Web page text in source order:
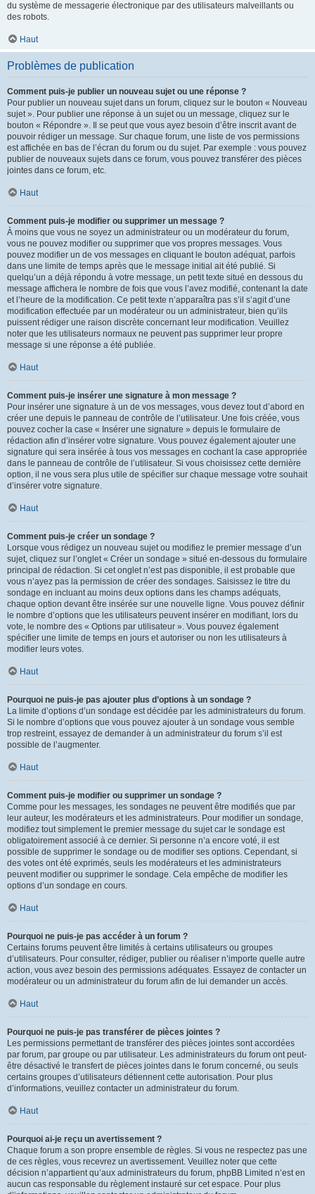
du système de messagerie électronique par des utilisateurs malveillants ou
des robots.
Haut
Problèmes de publication
Comment puis-je publier un nouveau sujet ou une réponse ?
Pour publier un nouveau sujet dans un forum, cliquez sur le bouton « Nouveau
sujet ». Pour publier une réponse à un sujet ou un message, cliquez sur le
bouton « Répondre ». Il se peut que vous ayez besoin d’être inscrit avant de
pouvoir rédiger un message. Sur chaque forum, une liste de vos permissions
est affichée en bas de l’écran du forum ou du sujet. Par exemple : vous pouvez
publier de nouveaux sujets dans ce forum, vous pouvez transférer des pièces
jointes dans ce forum, etc.
Haut
Comment puis-je modifier ou supprimer un message ?
À moins que vous ne soyez un administrateur ou un modérateur du forum,
vous ne pouvez modifier ou supprimer que vos propres messages. Vous
pouvez modifier un de vos messages en cliquant le bouton adéquat, parfois
dans une limite de temps après que le message initial ait été publié. Si
quelqu’un a déjà répondu à votre message, un petit texte situé en dessous du
message affichera le nombre de fois que vous l’avez modifié, contenant la date
et l’heure de la modification. Ce petit texte n’apparaîtra pas s’il s’agit d’une
modification effectuée par un modérateur ou un administrateur, bien qu’ils
puissent rédiger une raison discrète concernant leur modification. Veuillez
noter que les utilisateurs normaux ne peuvent pas supprimer leur propre
message si une réponse a été publiée.
Haut
Comment puis-je insérer une signature à mon message ?
Pour insérer une signature à un de vos messages, vous devez tout d’abord en
créer une depuis le panneau de contrôle de l’utilisateur. Une fois créée, vous
pouvez cocher la case « Insérer une signature » depuis le formulaire de
rédaction afin d’insérer votre signature. Vous pouvez également ajouter une
signature qui sera insérée à tous vos messages en cochant la case appropriée
dans le panneau de contrôle de l’utilisateur. Si vous choisissez cette dernière
option, il ne vous sera plus utile de spécifier sur chaque message votre souhait
d’insérer votre signature.
Haut
Comment puis-je créer un sondage ?
Lorsque vous rédigez un nouveau sujet ou modifiez le premier message d’un
sujet, cliquez sur l’onglet « Créer un sondage » situé en-dessous du formulaire
principal de rédaction. Si cet onglet n’est pas disponible, il est probable que
vous n’ayez pas la permission de créer des sondages. Saisissez le titre du
sondage en incluant au moins deux options dans les champs adéquats,
chaque option devant être insérée sur une nouvelle ligne. Vous pouvez définir
le nombre d’options que les utilisateurs peuvent insérer en modifiant, lors du
vote, le nombre des « Options par utilisateur ». Vous pouvez également
spécifier une limite de temps en jours et autoriser ou non les utilisateurs à
modifier leurs votes.
Haut
Pourquoi ne puis-je pas ajouter plus d’options à un sondage ?
La limite d’options d’un sondage est décidée par les administrateurs du forum.
Si le nombre d’options que vous pouvez ajouter à un sondage vous semble
trop restreint, essayez de demander à un administrateur du forum s’il est
possible de l’augmenter.
Haut
Comment puis-je modifier ou supprimer un sondage ?
Comme pour les messages, les sondages ne peuvent être modifiés que par
leur auteur, les modérateurs et les administrateurs. Pour modifier un sondage,
modifiez tout simplement le premier message du sujet car le sondage est
obligatoirement associé à ce dernier. Si personne n’a encore voté, il est
possible de supprimer le sondage ou de modifier ses options. Cependant, si
des votes ont été exprimés, seuls les modérateurs et les administrateurs
peuvent modifier ou supprimer le sondage. Cela empêche de modifier les
options d’un sondage en cours.
Haut
Pourquoi ne puis-je pas accéder à un forum ?
Certains forums peuvent être limités à certains utilisateurs ou groupes
d’utilisateurs. Pour consulter, rédiger, publier ou réaliser n’importe quelle autre
action, vous avez besoin des permissions adéquates. Essayez de contacter un
modérateur ou un administrateur du forum afin de lui demander un accès.
Haut
Pourquoi ne puis-je pas transférer de pièces jointes ?
Les permissions permettant de transférer des pièces jointes sont accordées
par forum, par groupe ou par utilisateur. Les administrateurs du forum ont peut-
être désactivé le transfert de pièces jointes dans le forum concerné, ou seuls
certains groupes d’utilisateurs détiennent cette autorisation. Pour plus
d’informations, veuillez contacter un administrateur du forum.
Haut
Pourquoi ai-je reçu un avertissement ?
Chaque forum a son propre ensemble de règles. Si vous ne respectez pas une
de ces règles, vous recevrez un avertissement. Veuillez noter que cette
décision n’appartient qu’aux administrateurs du forum, phpBB Limited n’est en
aucun cas responsable du règlement instauré sur cet espace. Pour plus